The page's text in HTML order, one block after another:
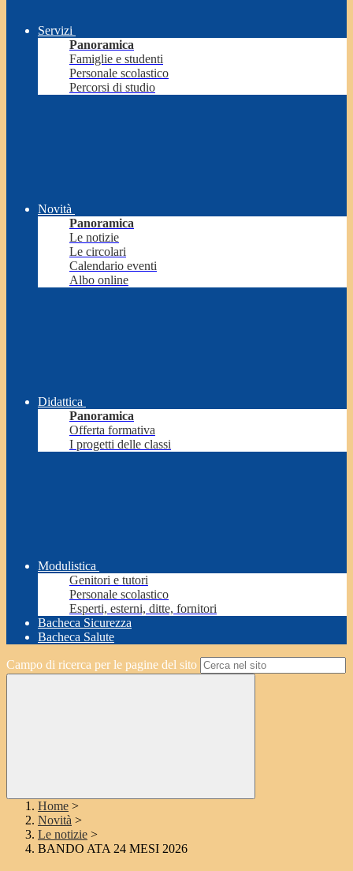
Servizi
Panoramica
Famiglie e studenti
Personale scolastico
Percorsi di studio
Novità
Panoramica
Le notizie
Le circolari
Calendario eventi
Albo online
Didattica
Panoramica
Offerta formativa
I progetti delle classi
Modulistica
Genitori e tutori
Personale scolastico
Esperti, esterni, ditte, fornitori
Bacheca Sicurezza
Bacheca Salute
Campo di ricerca per le pagine del sito
Home >
Novità >
Le notizie >
BANDO ATA 24 MESI 2026